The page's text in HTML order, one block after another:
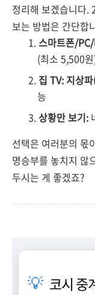
정리해 보겠습니다.
보는 방법은 간단합
스마트폰/
(최소 5,500
집 TV: 지상
능
상황만 보기:
선택은 여러분의 몫
명승부를 놓치지 않
두시는 게 좋겠죠?
💡 코시 중